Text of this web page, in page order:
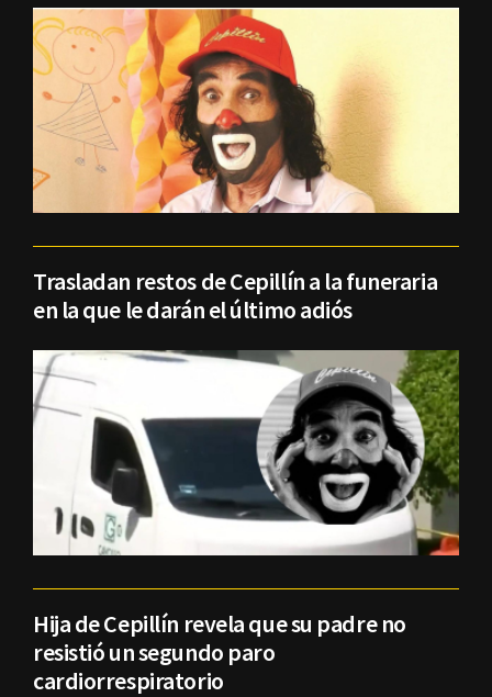
Trasladan restos de Cepillín a la funeraria
en la que le darán el último adiós
Hija de Cepillín revela que su padre no
resistió un segundo paro
cardiorrespiratorio